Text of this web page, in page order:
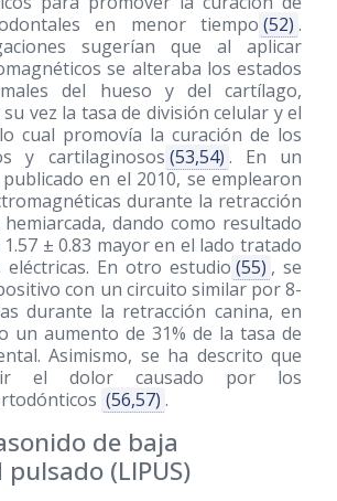
en menor tiempo (52) .
sugerían que al aplicar
se alteraba los estados
del hueso y del cartílago,
vez la tasa de división celular y el
cual promovía la curación de los
y cartilaginosos (53,54) . En un
en el 2010, se emplearon
durante la retracción
dando como resultado
± 0.83 mayor en el lado tratado
En otro estudio (55) , se
con un circuito similar por 8-
durante la retracción canina, en
un aumento de 31% de la tasa de
Asimismo, se ha descrito que
el dolor causado por los
(56,57) .
de baja
(LIPUS)